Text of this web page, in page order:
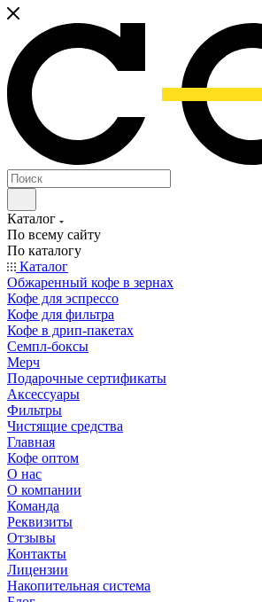
Каталог
По всему сайту
По каталогу
Каталог
Обжаренный кофе в зернах
Кофе для эспрессо
Кофе для фильтра
Кофе в дрип-пакетах
Семпл-боксы
Мерч
Подарочные сертификаты
Аксессуары
Фильтры
Чистящие средства
Главная
Кофе оптом
О нас
О компании
Команда
Реквизиты
Отзывы
Контакты
Лицензии
Накопительная система